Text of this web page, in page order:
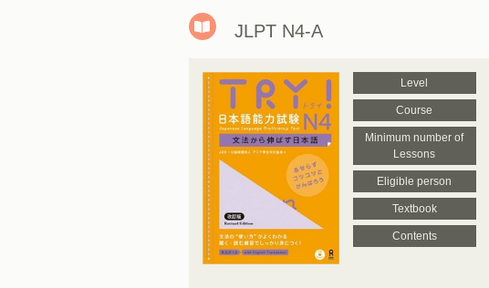
JLPT N4-A
Level
Course
Minimum number of
Lessons
Eligible person
Textbook
Contents